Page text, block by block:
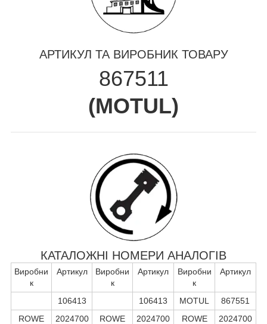
АРТИКУЛ ТА ВИРОБНИК ТОВАРУ
867511
(MOTUL)
КАТАЛОЖНІ НОМЕРИ АНАЛОГІВ
Виробни
к
Артикул
Виробни
к
Артикул
Виробни
к
Артикул
106413 106413 MOTUL
867551
ROWE
2024700
ROWE
2024700
ROWE
2024700